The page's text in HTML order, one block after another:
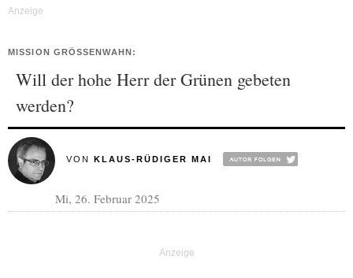
MISSION GRÖSSENWAHN:
Will der hohe Herr der Grünen gebeten
werden?
VON KLAUS-RÜDIGER MAI
Mi, 26. Februar 2025